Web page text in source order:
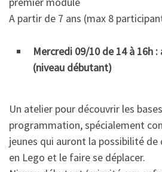
A partir de 7 ans (max 8
Mercredi 09/10 de 14 à 16h
(niveau débutant)
Un atelier pour découvrir les
programmation, spécialement
jeunes qui auront la possibilité
en Lego et le faire se déplacer.